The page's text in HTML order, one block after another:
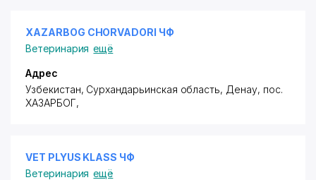
XAZARBOG CHORVADORI ЧФ
Ветеринария ещё
Адрес
Узбекистан, Сурхандарьинская область, Денау, пос.
ХАЗАРБОГ,
VET PLYUS KLASS ЧФ
Ветеринария ещё